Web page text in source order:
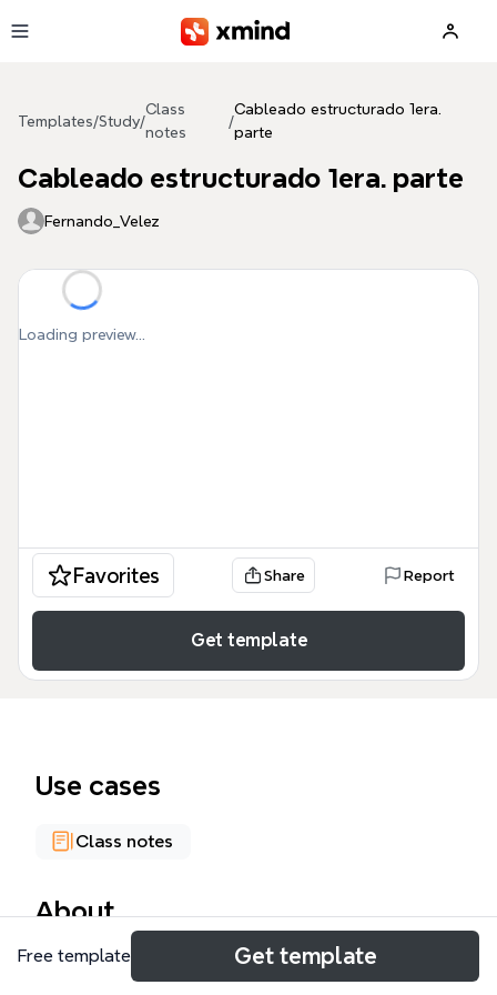
Templates/Study/
Class
notes
/
Cableado estructurado 1era.
parte
Cableado estructurado 1era. parte
Fernando_Velez
Loading preview...
Favorites Share Report
Get template
Use cases
Class notes
About
Este mapa mental de Cableado estructurado 1era.
Free template Get template